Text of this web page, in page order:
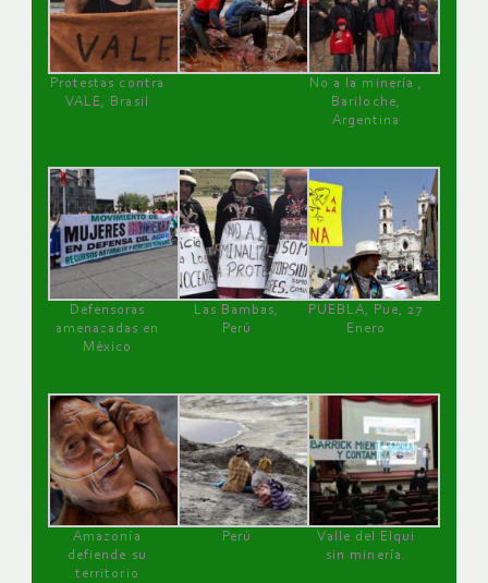
Protestas contra
VALE, Brasil
No a la minería ,
Bariloche,
Argentina
Defensoras
amenazadas en
México
Las Bambas,
Perú
PUEBLA, Pue, 27
Enero
Amazonía
defiende su
territorio
Perú
Valle del Elqui
sin minería.